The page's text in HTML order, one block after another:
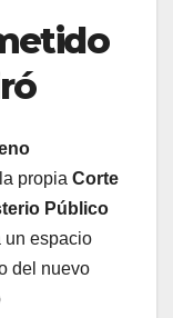
la propia Corte
Público
un espacio
del nuevo